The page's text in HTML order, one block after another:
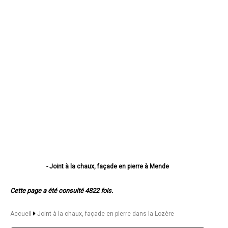
- Joint à la chaux, façade en pierre à Mende
- Joint à la chaux, façade en pierre à Langogne
- Joint à la chaux, façade en pierre à Florac
Cette page a été consulté 4822 fois.
Accueil Joint à la chaux, façade en pierre dans la Lozère